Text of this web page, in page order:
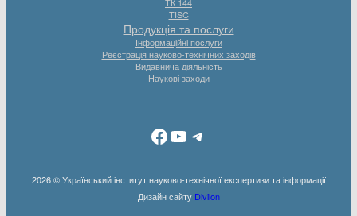
TISC
Продукція та послуги
Інформаційні послуги
Реєстрація науково-технічних заходів
Видавнича діяльність
Наукові заходи
Facebook YouTube Telegram
2026 © Український інститут науково-технічної експертизи та інформації
Дизайн сайту Divilon